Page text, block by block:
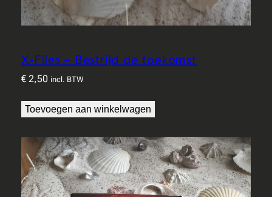
X-Files – Bestrijd de toekomst
€2,50 incl. BTW
Toevoegen aan winkelwagen